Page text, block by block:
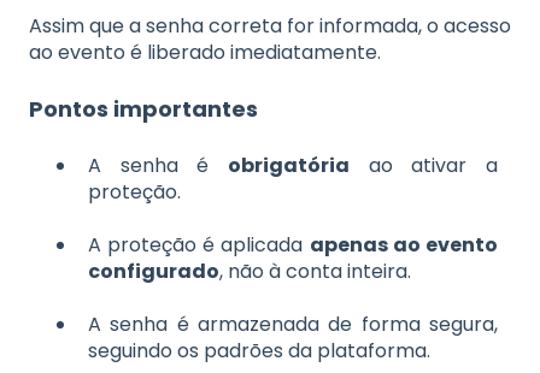
Assim que a senha correta for informada, o acesso
ao evento é liberado imediatamente.
Pontos importantes
A senha é obrigatória ao ativar a
proteção.
A proteção é aplicada apenas ao evento
configurado, não à conta inteira.
A senha é armazenada de forma segura,
seguindo os padrões da plataforma.